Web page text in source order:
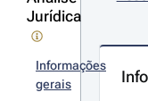
Jurídica
Informações
gerais